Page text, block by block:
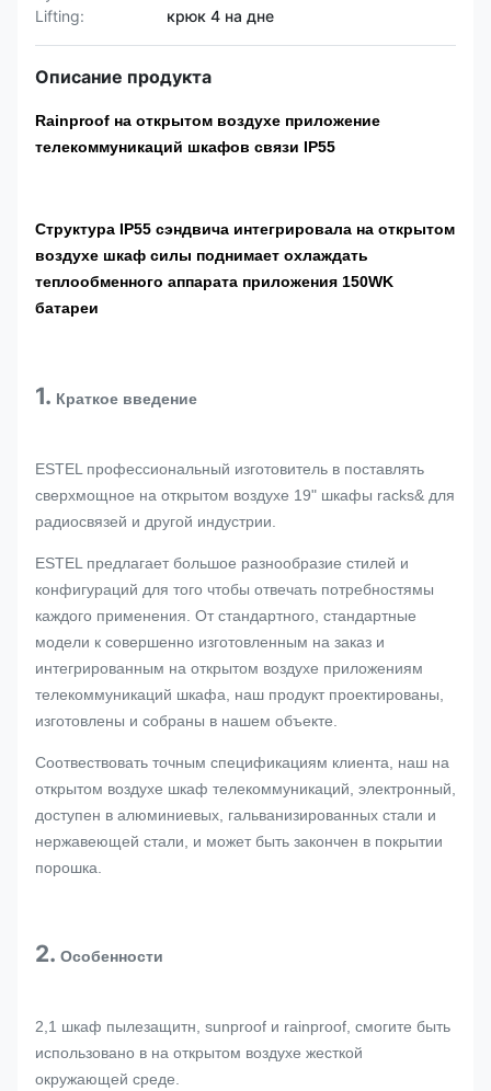
Lifting: крюк 4 на дне
Описание продукта
Rainproof на открытом воздухе приложение
телекоммуникаций шкафов связи IP55
Структура IP55 сэндвича интегрировала на открытом
воздухе шкаф силы поднимает охлаждать
теплообменного аппарата приложения 150WK
батареи
1. Краткое введение
ESTEL профессиональный изготовитель в поставлять
сверхмощное на открытом воздухе 19" шкафы racks& для
радиосвязей и другой индустрии.
ESTEL предлагает большое разнообразие стилей и
конфигураций для того чтобы отвечать потребностямы
каждого применения. От стандартного, стандартные
модели к совершенно изготовленным на заказ и
интегрированным на открытом воздухе приложениям
телекоммуникаций шкафа, наш продукт проектированы,
изготовлены и собраны в нашем объекте.
Соотвествовать точным спецификациям клиента, наш на
открытом воздухе шкаф телекоммуникаций, электронный,
доступен в алюминиевых, гальванизированных стали и
нержавеющей стали, и может быть закончен в покрытии
порошка.
2. Особенности
2,1 шкаф пылезащитн, sunproof и rainproof, смогите быть
использовано в на открытом воздухе жесткой
окружающей среде.